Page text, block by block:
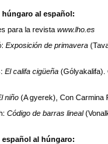
al español:
para la revista www.lho.es
Exposición de primavera
El califa cigüeña (Gólyakalifa).
niño (A gyerek), Con Carmina
Código de barras lineal
al húngaro: